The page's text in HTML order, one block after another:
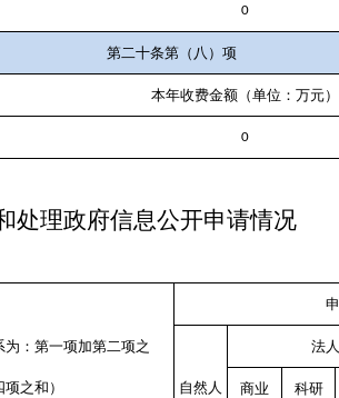
0
第二十条第（八）项
本年收费金额（单位：万元）
0
处理政府信息公开申请情况
为：第一项加第二项之
之和） 自然人
法
商业 科研